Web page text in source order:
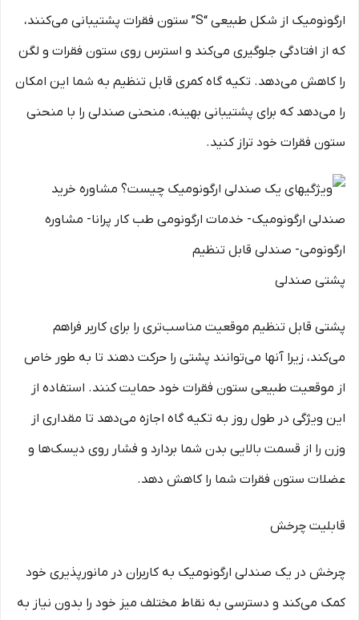
ارگونومیک از شکل طبیعی “S” ستون فقرات پشتیبانی می‌کنند،
که از افتادگی جلوگیری می‌کند و استرس روی ستون فقرات و لگن
را کاهش می‌دهد. تکیه گاه کمری قابل تنظیم به شما این امکان
را می‌دهد که برای پشتیبانی بهینه، منحنی صندلی را با منحنی
ستون فقرات خود تراز کنید.
پشتی صندلی
پشتی قابل تنظیم موقعیت مناسب‌تری را برای کاربر فراهم
می‌کند، زیرا آنها می‌توانند پشتی را حرکت دهند تا به طور خاص
از موقعیت طبیعی ستون فقرات خود حمایت کنند. استفاده از
این ویژگی در طول روز به تکیه گاه اجازه می‌دهد تا مقداری از
وزن را از قسمت بالایی بدن شما بردارد و فشار روی دیسک‌ها و
عضلات ستون فقرات شما را کاهش دهد.
قابلیت چرخش
چرخش در یک صندلی ارگونومیک به کاربران در مانورپذیری خود
کمک می‌کند و دسترسی به نقاط مختلف میز خود را بدون نیاز به